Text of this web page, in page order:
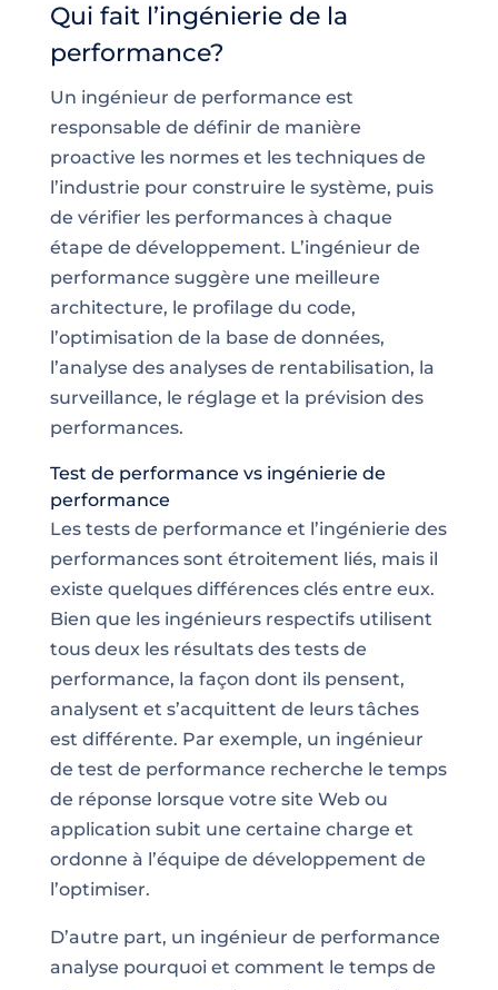
Qui fait l’ingénierie de la
performance?
Un ingénieur de performance est
responsable de définir de manière
proactive les normes et les techniques de
l’industrie pour construire le système, puis
de vérifier les performances à chaque
étape de développement. L’ingénieur de
performance suggère une meilleure
architecture, le profilage du code,
l’optimisation de la base de données,
l’analyse des analyses de rentabilisation, la
surveillance, le réglage et la prévision des
performances.
Test de performance vs ingénierie de
performance
Les tests de performance et l’ingénierie des
performances sont étroitement liés, mais il
existe quelques différences clés entre eux.
Bien que les ingénieurs respectifs utilisent
tous deux les résultats des tests de
performance, la façon dont ils pensent,
analysent et s’acquittent de leurs tâches
est différente. Par exemple, un ingénieur
de test de performance recherche le temps
de réponse lorsque votre site Web ou
application subit une certaine charge et
ordonne à l’équipe de développement de
l’optimiser.
D’autre part, un ingénieur de performance
analyse pourquoi et comment le temps de